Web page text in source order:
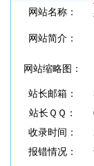
网站名称：
网站简介：
网站缩略图：
站长邮箱：
站长ＱＱ：
收录时间：
报错情况：